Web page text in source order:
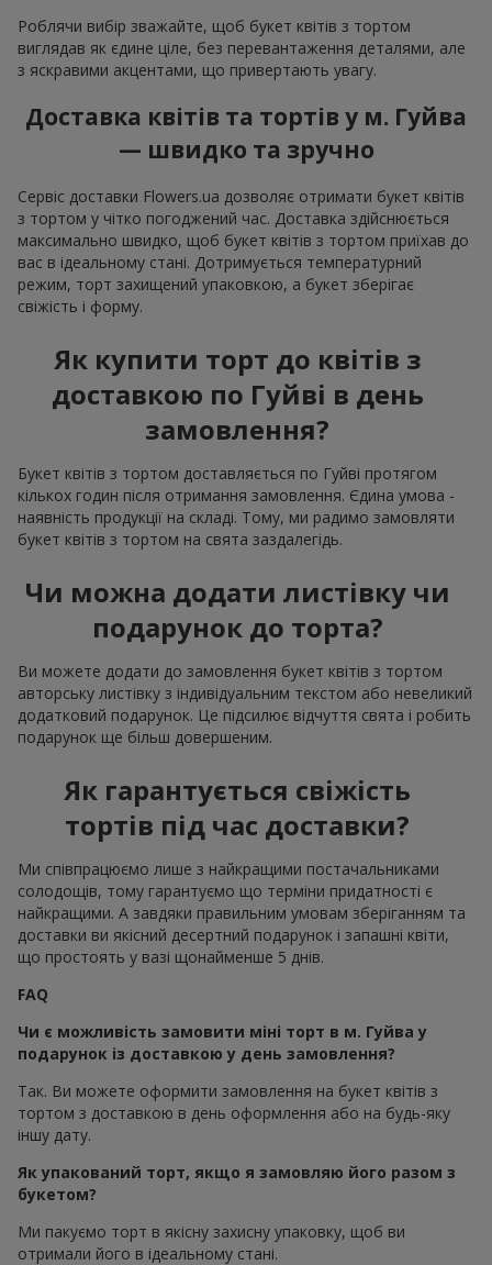
Роблячи вибір зважайте, щоб букет квітів з тортом
виглядав як єдине ціле, без перевантаження деталями, але
з яскравими акцентами, що привертають увагу.
Доставка квітів та тортів у м. Гуйва
— швидко та зручно
Сервіс доставки Flowers.ua дозволяє отримати букет квітів
з тортом у чітко погоджений час. Доставка здійснюється
максимально швидко, щоб букет квітів з тортом приїхав до
вас в ідеальному стані. Дотримується температурний
режим, торт захищений упаковкою, а букет зберігає
свіжість і форму.
Як купити торт до квітів з
доставкою по Гуйві в день
замовлення?
Букет квітів з тортом доставляється по Гуйві протягом
кількох годин після отримання замовлення. Єдина умова -
наявність продукції на складі. Тому, ми радимо замовляти
букет квітів з тортом на свята заздалегідь.
Чи можна додати листівку чи
подарунок до торта?
Ви можете додати до замовлення букет квітів з тортом
авторську листівку з індивідуальним текстом або невеликий
додатковий подарунок. Це підсилює відчуття свята і робить
подарунок ще більш довершеним.
Як гарантується свіжість
тортів під час доставки?
Ми співпрацюємо лише з найкращими постачальниками
солодощів, тому гарантуємо що терміни придатності є
найкращими. А завдяки правильним умовам зберіганням та
доставки ви якісний десертний подарунок і запашні квіти,
що простоять у вазі щонайменше 5 днів.
FAQ
Чи є можливість замовити міні торт в м. Гуйва у
подарунок із доставкою у день замовлення?
Так. Ви можете оформити замовлення на букет квітів з
тортом з доставкою в день оформлення або на будь-яку
іншу дату.
Як упакований торт, якщо я замовляю його разом з
букетом?
Ми пакуємо торт в якісну захисну упаковку, щоб ви
отримали його в ідеальному стані.